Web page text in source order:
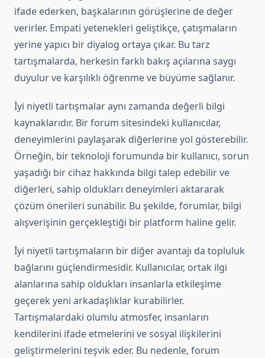
ifade ederken, başkalarının görüşlerine de değer
verirler. Empati yetenekleri geliştikçe, çatışmaların
yerine yapıcı bir diyalog ortaya çıkar. Bu tarz
tartışmalarda, herkesin farklı bakış açılarına saygı
duyulur ve karşılıklı öğrenme ve büyüme sağlanır.
İyi niyetli tartışmalar aynı zamanda değerli bilgi
kaynaklarıdır. Bir forum sitesindeki kullanıcılar,
deneyimlerini paylaşarak diğerlerine yol gösterebilir.
Örneğin, bir teknoloji forumunda bir kullanıcı, sorun
yaşadığı bir cihaz hakkında bilgi talep edebilir ve
diğerleri, sahip oldukları deneyimleri aktararak
çözüm önerileri sunabilir. Bu şekilde, forumlar, bilgi
alışverişinin gerçekleştiği bir platform haline gelir.
İyi niyetli tartışmaların bir diğer avantajı da topluluk
bağlarını güçlendirmesidir. Kullanıcılar, ortak ilgi
alanlarına sahip oldukları insanlarla etkileşime
geçerek yeni arkadaşlıklar kurabilirler.
Tartışmalardaki olumlu atmosfer, insanların
kendilerini ifade etmelerini ve sosyal ilişkilerini
geliştirmelerini teşvik eder. Bu nedenle, forum